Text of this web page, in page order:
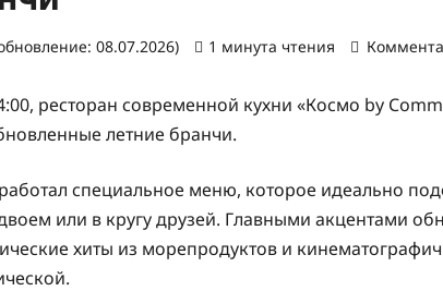
08.07.2026) 1 минута чтения
ресторан современной кухни «Космо by
летние бранчи.
специальное меню, которое идеально
или в кругу друзей. Главными акцентами
хиты из морепродуктов и